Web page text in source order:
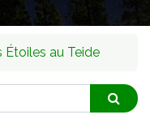
Étoiles au Teide